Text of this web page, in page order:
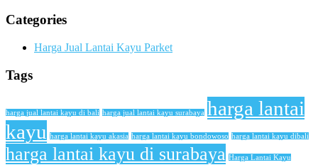
Categories
Harga Jual Lantai Kayu Parket
Tags
harga jual lantai kayu di bali harga jual lantai kayu surabaya harga lantai
kayu harga lantai kayu akasia harga lantai kayu bondowoso harga lantai kayu dibali
harga lantai kayu di surabaya Harga Lantai Kayu